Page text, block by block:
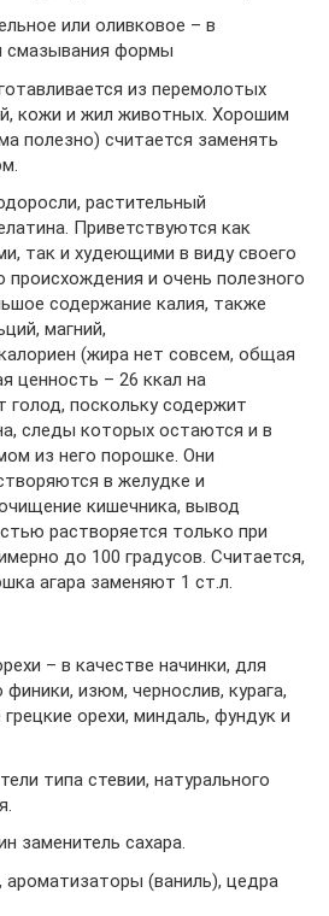
или оливковое – в
смазывания формы
из перемолотых
кожи и жил животных. Хорошим
полезно) считается заменять
растительный
Приветствуются как
так и худеющими в виду своего
происхождения и очень полезного
содержание калия, также
магний,
(жира нет совсем, общая
ценность – 26 ккал на
голод, поскольку содержит
следы которых остаются и в
из него порошке. Они
в желудке и
кишечника, вывод
растворяется только при
до 100 градусов. Считается,
агара заменяют 1 ст.л.
– в качестве начинки, для
изюм, чернослив, курага,
орехи, миндаль, фундук и
типа стевии, натурального
заменитель сахара.
ароматизаторы (ваниль), цедра